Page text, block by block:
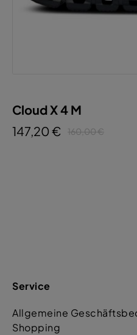
Cloud X 4 M
147,20 €
160,00 €
Service
Allgemeine
Shopping